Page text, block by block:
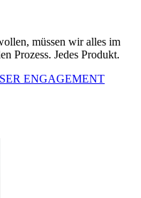
müssen wir alles im
Prozess. Jedes Produkt.
ENGAGEMENT